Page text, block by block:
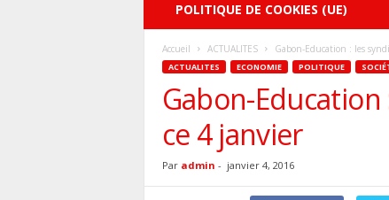
POLITIQUE DE COOKIES (UE)
Accueil ACTUALITES Gabon-Education : les
ACTUALITES ECONOMIE POLITIQUE
Gabon-
ce 4 janvier
Par admin - janvier 4, 2016